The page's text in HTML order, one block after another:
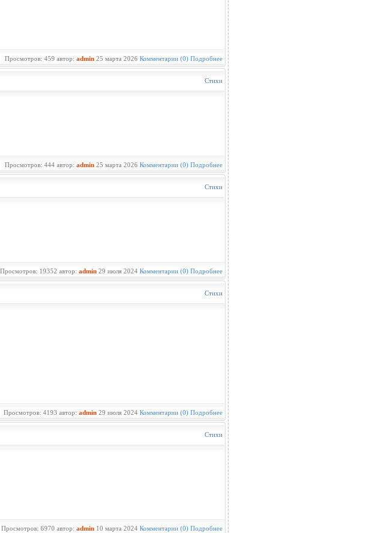
Просмотров: 459 автор: admin25 марта 2026 Комментарии (0) Подробнее
Стихи
Просмотров: 444 автор: admin25 марта 2026 Комментарии (0) Подробнее
Стихи
Просмотров: 19352 автор: admin29 июля 2024 Комментарии (0) Подробнее
Стихи
Просмотров: 4193 автор: admin29 июля 2024 Комментарии (0) Подробнее
Стихи
Просмотров: 6970 автор: admin10 марта 2024 Комментарии (0) Подробнее